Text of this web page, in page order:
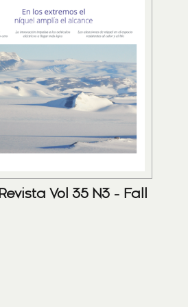
Vol 35 N3 - Fall